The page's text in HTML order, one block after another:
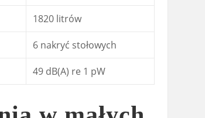
1820 litrów
6 nakryć stołowych
49 dB(A) re 1 pW